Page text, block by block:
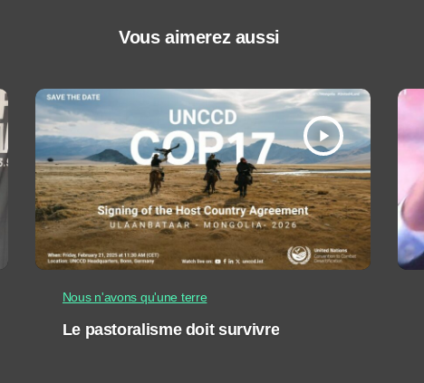
Vous aimerez aussi
play_arrow
Nous n'avons qu'une terre
Le pastoralisme doit survivre